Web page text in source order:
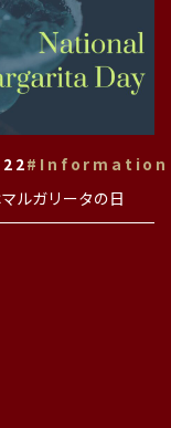
#Information
ルガリータの日